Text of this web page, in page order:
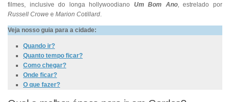
filmes, inclusive do longa hollywoodiano Um Bom Ano, estrelado por
Russell Crowe e Marion Cotillard
Veja nosso guia para a cidade:
Quando ir?
Quanto tempo ficar?
Como chegar?
Onde ficar?
O que fazer?